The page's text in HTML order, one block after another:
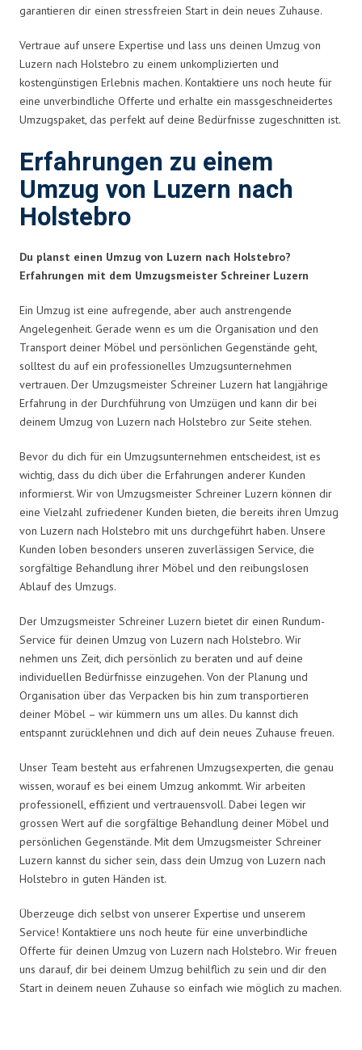
garantieren dir einen stressfreien Start in dein neues Zuhause.
Vertraue auf unsere Expertise und lass uns deinen Umzug von
Luzern nach Holstebro zu einem unkomplizierten und
kostengünstigen Erlebnis machen. Kontaktiere uns noch heute für
eine unverbindliche Offerte und erhalte ein massgeschneidertes
Umzugspaket, das perfekt auf deine Bedürfnisse zugeschnitten ist.
Erfahrungen zu einem
Umzug von Luzern nach
Holstebro
Du planst einen Umzug von Luzern nach Holstebro?
Erfahrungen mit dem Umzugsmeister Schreiner Luzern
Ein Umzug ist eine aufregende, aber auch anstrengende
Angelegenheit. Gerade wenn es um die Organisation und den
Transport deiner Möbel und persönlichen Gegenstände geht,
solltest du auf ein professionelles Umzugsunternehmen
vertrauen. Der Umzugsmeister Schreiner Luzern hat langjährige
Erfahrung in der Durchführung von Umzügen und kann dir bei
deinem Umzug von Luzern nach Holstebro zur Seite stehen.
Bevor du dich für ein Umzugsunternehmen entscheidest, ist es
wichtig, dass du dich über die Erfahrungen anderer Kunden
informierst. Wir von Umzugsmeister Schreiner Luzern können dir
eine Vielzahl zufriedener Kunden bieten, die bereits ihren Umzug
von Luzern nach Holstebro mit uns durchgeführt haben. Unsere
Kunden loben besonders unseren zuverlässigen Service, die
sorgfältige Behandlung ihrer Möbel und den reibungslosen
Ablauf des Umzugs.
Der Umzugsmeister Schreiner Luzern bietet dir einen Rundum-
Service für deinen Umzug von Luzern nach Holstebro. Wir
nehmen uns Zeit, dich persönlich zu beraten und auf deine
individuellen Bedürfnisse einzugehen. Von der Planung und
Organisation über das Verpacken bis hin zum transportieren
deiner Möbel – wir kümmern uns um alles. Du kannst dich
entspannt zurücklehnen und dich auf dein neues Zuhause freuen.
Unser Team besteht aus erfahrenen Umzugsexperten, die genau
wissen, worauf es bei einem Umzug ankommt. Wir arbeiten
professionell, effizient und vertrauensvoll. Dabei legen wir
grossen Wert auf die sorgfältige Behandlung deiner Möbel und
persönlichen Gegenstände. Mit dem Umzugsmeister Schreiner
Luzern kannst du sicher sein, dass dein Umzug von Luzern nach
Holstebro in guten Händen ist.
Überzeuge dich selbst von unserer Expertise und unserem
Service! Kontaktiere uns noch heute für eine unverbindliche
Offerte für deinen Umzug von Luzern nach Holstebro. Wir freuen
uns darauf, dir bei deinem Umzug behilflich zu sein und dir den
Start in deinem neuen Zuhause so einfach wie möglich zu machen.